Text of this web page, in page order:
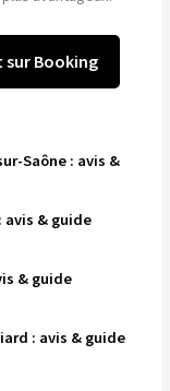
sur Booking
Saône : avis &
avis & guide
& guide
: avis & guide